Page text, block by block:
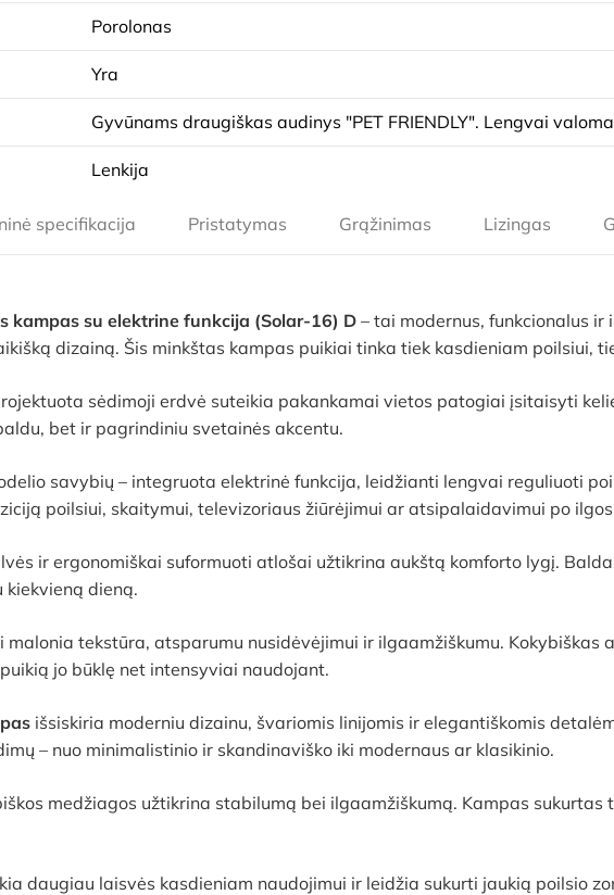
Porolonas
Yra
Gyvūnams draugiškas audinys "PET FRIENDLY". Lengvai
Lenkija
specifikacija Pristatymas Grąžinimas Lizingas
kampas su elektrine funkcija (Solar-16) D – tai modernus, funkcionalus
dizainą. Šis minkštas kampas puikiai tinka tiek kasdieniam poilsiui,
sėdimoji erdvė suteikia pakankamai vietos patogiai įsitaisyti
bet ir pagrindiniu svetainės akcentu.
savybių – integruota elektrinė funkcija, leidžianti lengvai reguliuoti
poilsiui, skaitymui, televizoriaus žiūrėjimui ar atsipalaidavimui po ilgos
ir ergonomiškai suformuoti atlošai užtikrina aukštą komforto lygį.
kiekvieną dieną.
tekstūra, atsparumu nusidėvėjimui ir ilgaamžiškumu.
jo būklę net intensyviai naudojant.
išsiskiria moderniu dizainu, švariomis linijomis ir elegantiškomis
– nuo minimalistinio ir skandinaviško iki modernaus ar klasikinio.
medžiagos užtikrina stabilumą bei ilgaamžiškumą. Kampas
daugiau laisvės kasdieniam naudojimui ir leidžia sukurti jaukią poilsio